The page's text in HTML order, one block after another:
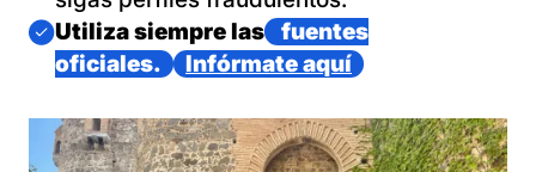
Imagen
Utiliza siempre las
fuentes
oficiales.
Infórmate aquí